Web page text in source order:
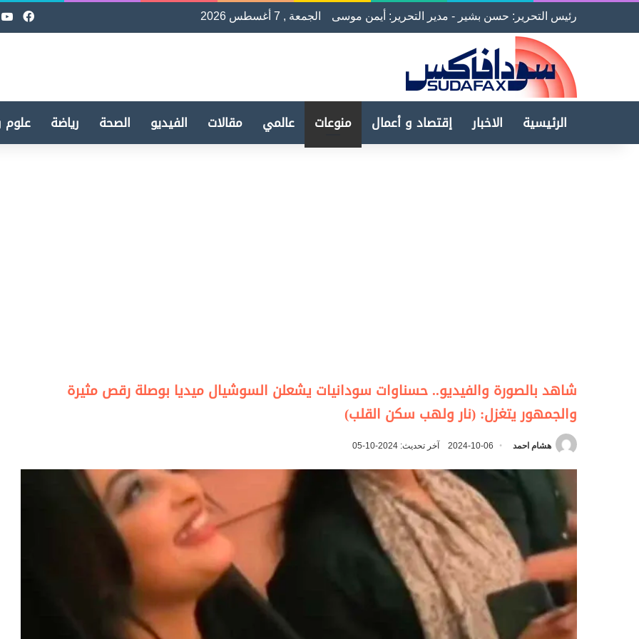
رئيس التحرير: حسن بشير - مدير التحرير: أيمن موسى الجمعة , 7 أغسطس 2026
الرئيسية الاخبار إقتصاد و أعمال منوعات عالمي مقالات الفيديو الصحة رياضة علوم
شاهد بالصورة والفيديو.. حسناوات سودانيات يشعلن السوشيال ميديا بوصلة رقص مثيرة
والجمهور يتغزل: (نار ولهب سكن القلب)
هشام احمد 2024-10-06 آخر تحديث: 2024-10-05